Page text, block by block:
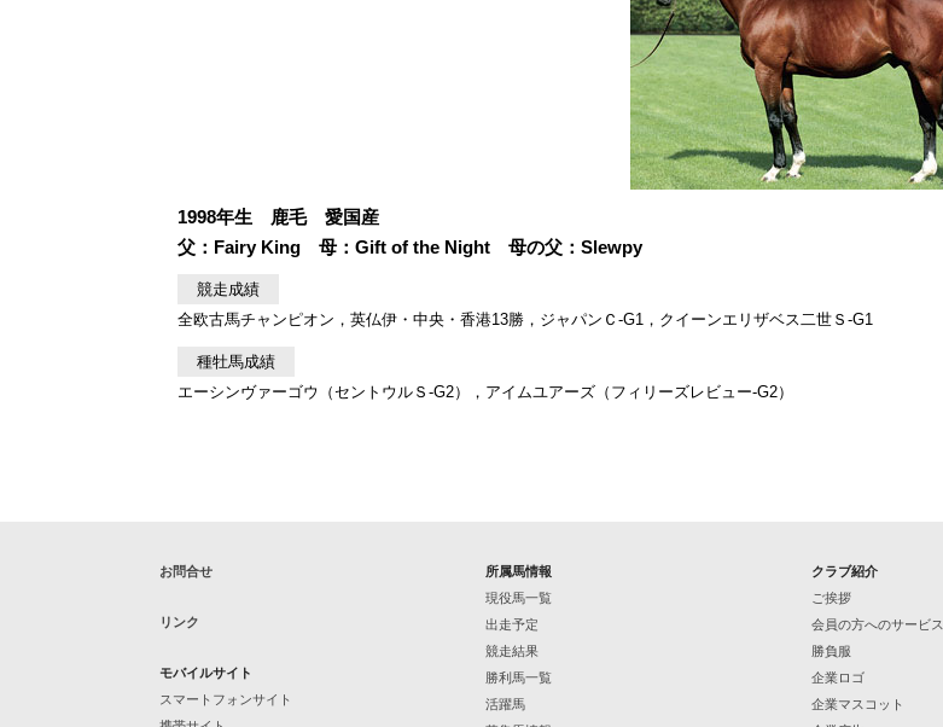
1998年生 鹿毛 愛国産
父：Fairy King 母：Gift of the Night 母の父：Slewpy
競走成績
全欧古馬チャンピオン，英仏伊・中央・香港13勝，ジャパンＣ-G1，クイーンエリザベス二世Ｓ-G1
種牡馬成績
エーシンヴァーゴウ（セントウルＳ-G2），アイムユアーズ（フィリーズレビュー-G2）
お問合せ
リンク
モバイルサイト
スマートフォンサイト
所属馬情報
現役馬一覧
出走予定
競走結果
勝利馬一覧
活躍馬
クラブ紹介
ご挨拶
会員の方へのサービス
勝負服
企業ロゴ
企業マスコット